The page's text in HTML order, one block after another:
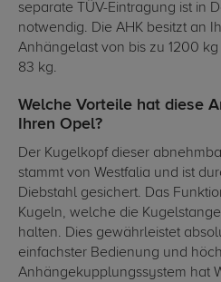
separate TÜV-Eintragung ist in
notwendig. Die AHK besitzt an
Anhängelast von bis zu 1200
83 kg.
Welche Vorteile hat diese
Ihren Opel?
Der Kugelkopf dieser
stammt von Westfalia und ist
Diebstahl gesichert. Das
Kugeln, welche die
halten. Dies gewährleistet
einfachster Bedienung und
Anhängekupplungssystem hat